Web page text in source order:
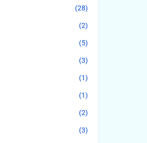
(28)
(2)
(5)
(3)
(1)
(1)
(2)
(3)